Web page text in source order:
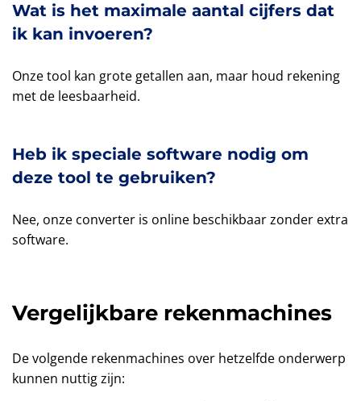
Wat is het maximale aantal cijfers dat
ik kan invoeren?
Onze tool kan grote getallen aan, maar houd rekening
met de leesbaarheid.
Heb ik speciale software nodig om
deze tool te gebruiken?
Nee, onze converter is online beschikbaar zonder extra
software.
Vergelijkbare rekenmachines
De volgende rekenmachines over hetzelfde onderwerp
kunnen nuttig zijn: